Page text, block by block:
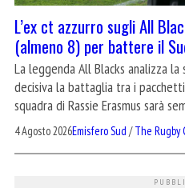
L’ex ct azzurro sugli All
(almeno 8) per battere il
La leggenda All Blacks analizza
decisiva la battaglia tra i
squadra di Rassie Erasmus sarà
4 Agosto 2026Emisfero Sud /The Rugby